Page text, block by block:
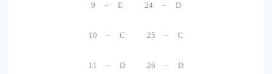
9 – E 24 – D
10 – C 25 – C
11 – D 26 – D